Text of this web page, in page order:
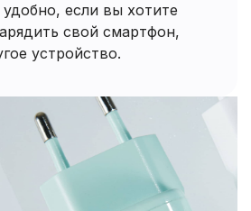
если вы хотите
свой смартфон,
устройство.